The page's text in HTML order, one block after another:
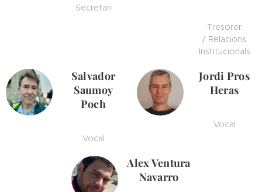
Secretari
Tresorer
/ Relacions
Institucionals
Salvador
Saumoy
Poch
Vocal
Jordi Pros
Heras
Vocal
Alex Ventura
Navarro